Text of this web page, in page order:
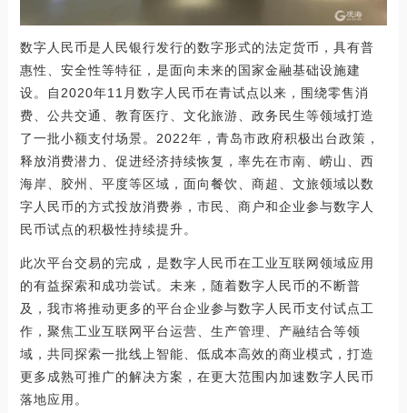
数字人民币是人民银行发行的数字形式的法定货币，具有普
惠性、安全性等特征，是面向未来的国家金融基础设施建
设。自2020年11月数字人民币在青试点以来，围绕零售消
费、公共交通、教育医疗、文化旅游、政务民生等领域打造
了一批小额支付场景。2022年，青岛市政府积极出台政策，
释放消费潜力、促进经济持续恢复，率先在市南、崂山、西
海岸、胶州、平度等区域，面向餐饮、商超、文旅领域以数
字人民币的方式投放消费券，市民、商户和企业参与数字人
民币试点的积极性持续提升。
此次平台交易的完成，是数字人民币在工业互联网领域应用
的有益探索和成功尝试。未来，随着数字人民币的不断普
及，我市将推动更多的平台企业参与数字人民币支付试点工
作，聚焦工业互联网平台运营、生产管理、产融结合等领
域，共同探索一批线上智能、低成本高效的商业模式，打造
更多成熟可推广的解决方案，在更大范围内加速数字人民币
落地应用。